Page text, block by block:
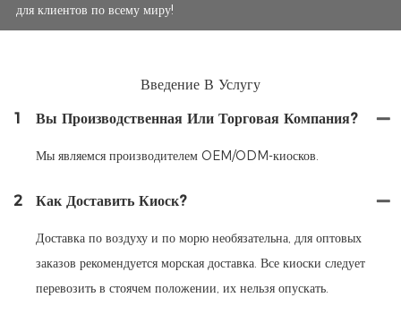
для клиентов по всему миру!
Введение В Услугу
1
Вы Производственная Или Торговая Компания?
Мы являемся производителем OEM/ODM-киосков.
2 Как Доставить Киоск?
Доставка по воздуху и по морю необязательна, для оптовых
заказов рекомендуется морская доставка. Все киоски следует
перевозить в стоячем положении, их нельзя опускать.